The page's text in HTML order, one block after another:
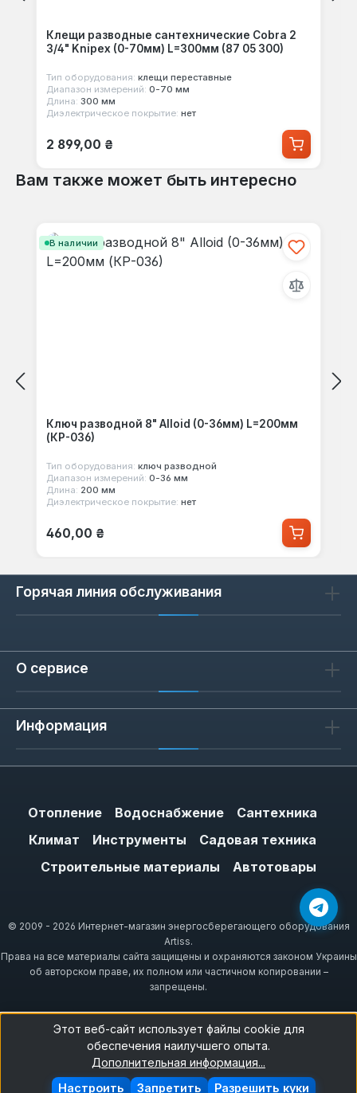
Клещи разводные сантехнические Cobra 2
3/4" Knipex (0-70мм) L=300мм (87 05 300)
Тип оборудования: клещи переставные
Диапазон измерений: 0-70 мм
Длина: 300 мм
Диэлектрическое покрытие: нет
Обычная цена:
2 899,00 ₴
Вам также может быть интересно
В наличии
Ключ разводной 8" Alloid (0-36мм) L=200мм
(КР-036)
Тип оборудования: ключ разводной
Диапазон измерений: 0-36 мм
Длина: 200 мм
Диэлектрическое покрытие: нет
Обычная цена:
460,00 ₴
Горячая линия обслуживания
О сервисе
Информация
Отопление Водоснабжение
Сантехника
Климат
Инструменты
Садовая техника
Строительные материалы
Автотовары
© 2009 - 2026 Интернет-магазин энергосберегающего оборудования
Artiss.
Права на все материалы сайта защищены и охраняются законом Украины
об авторском праве, их полном или частичном копировании –
запрещены.
Этот веб-сайт использует файлы cookie для
обеспечения наилучшего опыта.
Дополнительная информация...
Запретить
Настроить Разрешить куки